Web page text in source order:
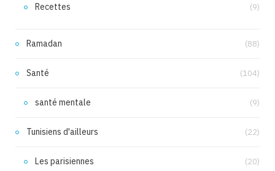
Recettes (9)
Ramadan (88)
Santé (104)
santé mentale (9)
Tunisiens d'ailleurs (22)
Les parisiennes (20)